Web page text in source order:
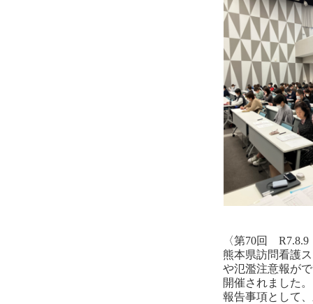
〈第70回
熊本県訪問看護
や氾濫注意報が
開催されました。
報告事項として